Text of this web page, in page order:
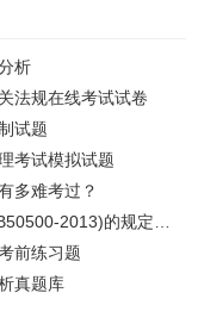
析
法规在线考试试卷
试题
考试模拟试题
多难考过？
，工程量清单应由()编制。
前练习题
真题库